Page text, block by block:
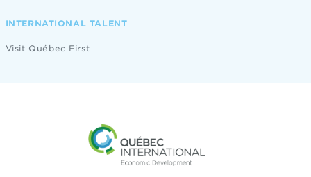
INTERNATIONAL TALENT
Visit Québec First